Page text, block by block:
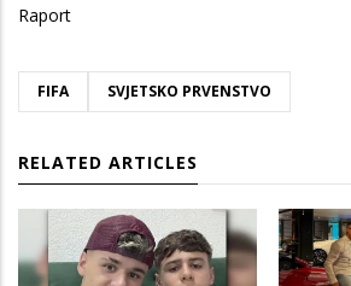
Raport
FIFA SVJETSKO PRVENSTVO
RELATED ARTICLES